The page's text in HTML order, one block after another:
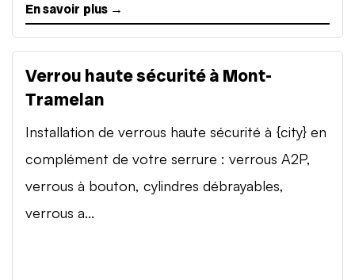
En savoir plus →
Verrou haute sécurité à Mont-
Tramelan
Installation de verrous haute sécurité à {city} en
complément de votre serrure : verrous A2P,
verrous à bouton, cylindres débrayables,
verrous a...